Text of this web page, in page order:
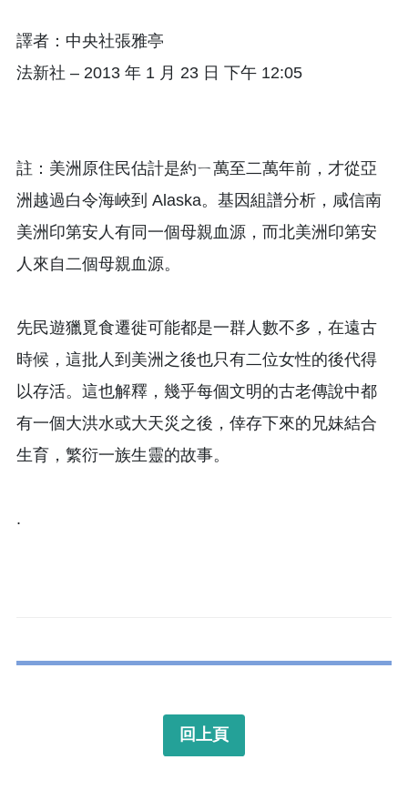
譯者：中央社張雅亭
法新社 – 2013 年 1 月 23 日 下午 12:05
註：美洲原住民估計是約ㄧ萬至二萬年前，才從亞
洲越過白令海峽到 Alaska。基因組譜分析，咸信南
美洲印第安人有同一個母親血源，而北美洲印第安
人來自二個母親血源。
先民遊獵覓食遷徙可能都是一群人數不多，在遠古
時候，這批人到美洲之後也只有二位女性的後代得
以存活。這也解釋，幾乎每個文明的古老傳說中都
有一個大洪水或大天災之後，倖存下來的兄妹結合
生育，繁衍一族生靈的故事。
.
回上頁